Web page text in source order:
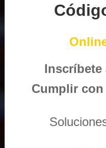
Inscríbete
Cumplir